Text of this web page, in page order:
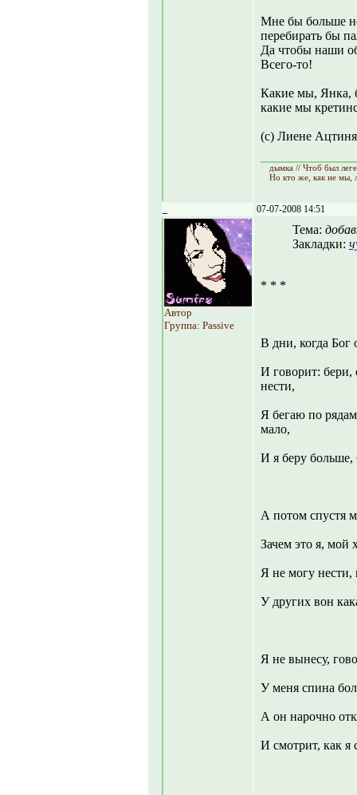
Мне бы больше
перебирать бы
Да чтобы наши
Всего-то!
Какие мы, Янка,
какие мы
(с) Лиене Ацтиня
дымка // Чтоб был
Но кто же, как не мы,
07-07-2008 14:51
Автор
Группа: Passive
Тема:
Закладки:
* * *
В дни, когда Бог
И говорит: бери,
нести,
Я бегаю по
мало,
И я беру больше,
А потом спустя
Зачем это я, мой
Я не могу нести,
У других вон
Я не вынесу,
У меня спина
А он нарочно
И смотрит, как я